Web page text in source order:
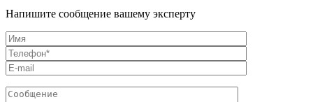
Напишите сообщение вашему эксперту